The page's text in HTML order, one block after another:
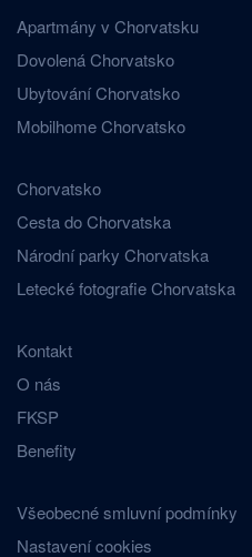
Apartmány v Chorvatsku
Dovolená Chorvatsko
Ubytování Chorvatsko
Mobilhome Chorvatsko
Chorvatsko
Cesta do Chorvatska
Národní parky Chorvatska
Letecké fotografie Chorvatska
Kontakt
O nás
FKSP
Benefity
Všeobecné smluvní podmínky
Nastavení cookies